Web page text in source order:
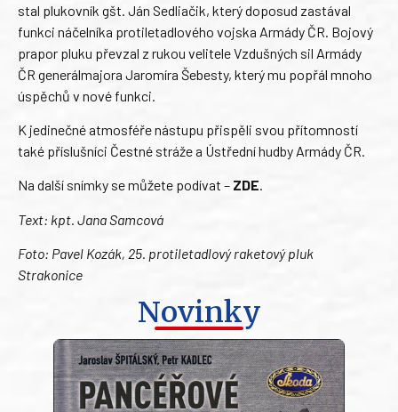
stal plukovník gšt. Ján Sedliačik, který doposud zastával
funkci náčelníka protiletadlového vojska Armády ČR. Bojový
prapor pluku převzal z rukou velitele Vzdušných sil Armády
ČR generálmajora Jaromíra Šebesty, který mu popřál mnoho
úspěchů v nové funkci.
K jedinečné atmosféře nástupu přispěli svou přítomností
také příslušníci Čestné stráže a Ústřední hudby Armády ČR.
Na další snímky se můžete podívat – ZDE.
Text: kpt. Jana Samcová
Foto: Pavel Kozák, 25. protiletadlový raketový pluk
Strakonice
Novinky